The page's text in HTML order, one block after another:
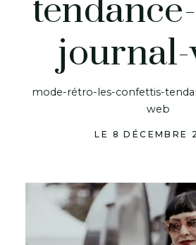
mode-rétro-les-confettis-
web
LE 8 DÉCEMBRE